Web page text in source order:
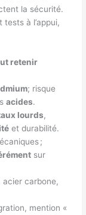
la sécurité.
à l’appui,
retenir
; risque
acides.
lourds,
et durabilité.
;
sur
, acier carbone,
mention «